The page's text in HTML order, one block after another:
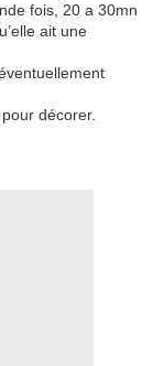
fois, 20 a 30mn
ait une
décorer.